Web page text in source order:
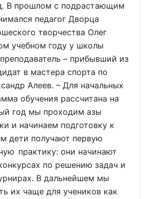
В прошлом с подрастающим
педагог Дворца
творчества Олег
учебном году у школы
– прибывший из
в мастера спорта по
Алеев. – Для начальных
обучения рассчитана на
год мы проходим азы
и начинаем подготовку к
дети получают первую
практику: они начинают
по решению задач и
В дальнейшем мы
их чаще для учеников как